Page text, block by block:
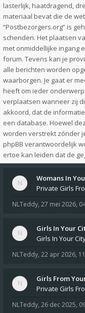
lasterlijk, haatdragend,
materiaal bevat die de
“Postbezorgers.org” is
schenden. Het plaatsen
met onmiddellijke ingang
forum. Tevens kan je
alle berichten worden
waarborgen. Je gaat er
heeft om ieder
verplaatsen wanneer zij
akkoord, dat de
een database. Hoewel
worden verstrekt zónder
phpBB verantwoordelijk
ertoe kan leiden dat de
Womans In
NLTeddy, 27 mei 2026,
Girls In Your
NLTeddy, 22 apr 2026,
Girls From
NLTeddy, 26 dec 2025,